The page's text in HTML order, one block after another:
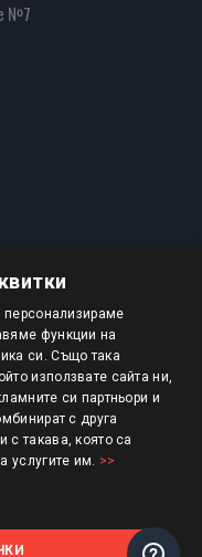
№7
АБОНИРАНЕ
персонализираме
функции на
си. Също така
използвате сайта ни,
си партньори и
с друга
такава, която са
услугите им. >>